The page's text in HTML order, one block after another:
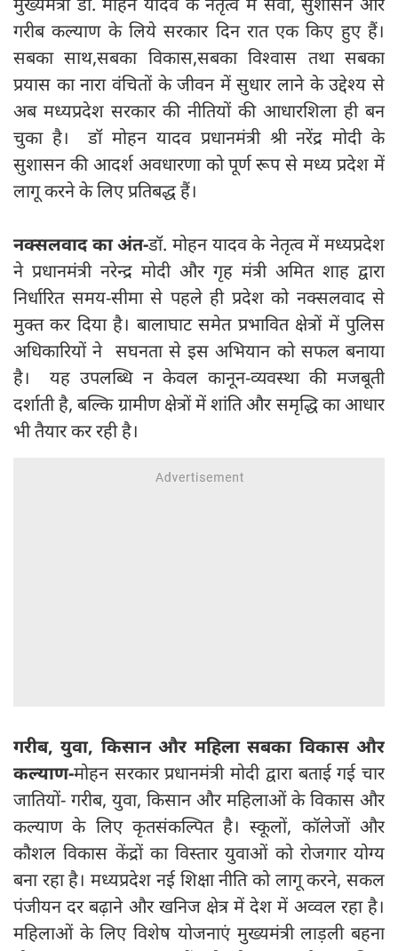
गरीब कल्याण के लिये सरकार दिन रात एक किए हुए हैं।
सबका साथ,सबका विकास,सबका विश्वास तथा सबका
प्रयास का नारा वंचितों के जीवन में सुधार लाने के उद्देश्य से
अब मध्यप्रदेश सरकार की नीतियों की आधारशिला ही बन
चुका है। डॉ मोहन यादव प्रधानमंत्री श्री नरेंद्र मोदी के
सुशासन की आदर्श अवधारणा को पूर्ण रूप से मध्य प्रदेश में
लागू करने के लिए प्रतिबद्ध हैं।
नक्सलवाद का अंत-डॉ. मोहन यादव के नेतृत्व में मध्यप्रदेश
ने प्रधानमंत्री नरेन्द्र मोदी और गृह मंत्री अमित शाह द्वारा
निर्धारित समय-सीमा से पहले ही प्रदेश को नक्सलवाद से
मुक्त कर दिया है। बालाघाट समेत प्रभावित क्षेत्रों में पुलिस
अधिकारियों ने सघनता से इस अभियान को सफल बनाया
है। यह उपलब्धि न केवल कानून-व्यवस्था की मजबूती
दर्शाती है, बल्कि ग्रामीण क्षेत्रों में शांति और समृद्धि का आधार
भी तैयार कर रही है।
गरीब, युवा, किसान और महिला सबका विकास और
कल्याण-मोहन सरकार प्रधानमंत्री मोदी द्वारा बताई गई चार
जातियों- गरीब, युवा, किसान और महिलाओं के विकास और
कल्याण के लिए कृतसंकल्पित है। स्कूलों, कॉलेजों और
कौशल विकास केंद्रों का विस्तार युवाओं को रोजगार योग्य
बना रहा है। मध्यप्रदेश नई शिक्षा नीति को लागू करने, सकल
पंजीयन दर बढ़ाने और खनिज क्षेत्र में देश में अव्वल रहा है।
महिलाओं के लिए विशेष योजनाएं मुख्यमंत्री लाड़ली बहना